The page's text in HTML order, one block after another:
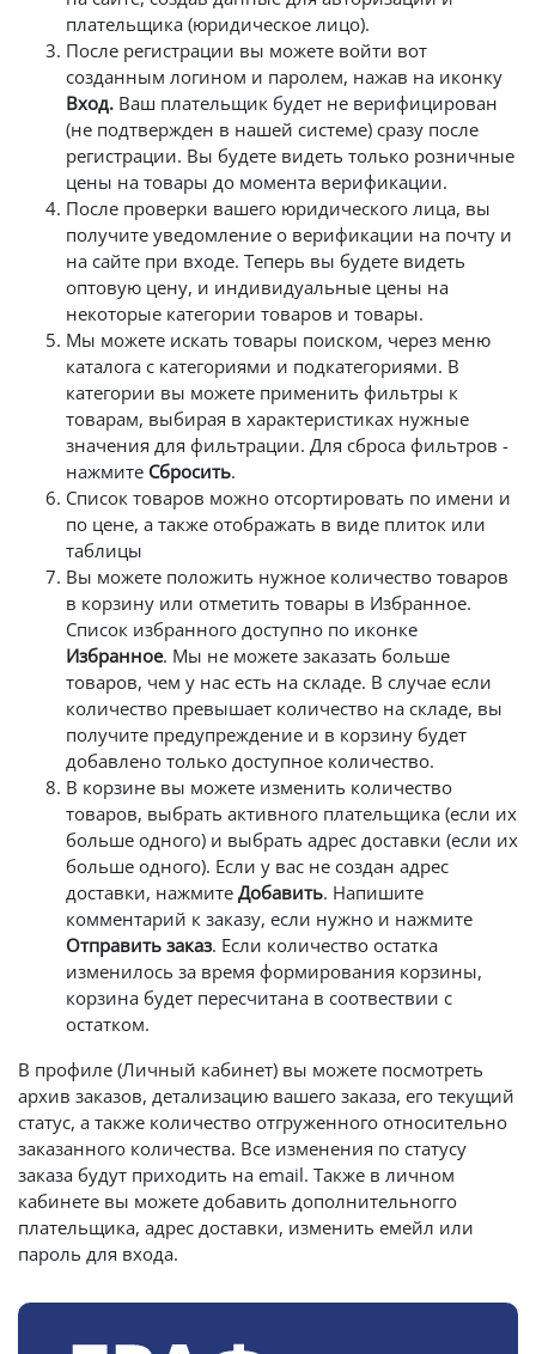
плательщика (юридическое лицо).
После регистрации вы можете войти вот
созданным логином и паролем, нажав на иконку
Вход. Ваш плательщик будет не верифицирован
(не подтвержден в нашей системе) сразу после
регистрации. Вы будете видеть только розничные
цены на товары до момента верификации.
После проверки вашего юридического лица, вы
получите уведомление о верификации на почту и
на сайте при входе. Теперь вы будете видеть
оптовую цену, и индивидуальные цены на
некоторые категории товаров и товары.
Мы можете искать товары поиском, через меню
каталога с категориями и подкатегориями. В
категории вы можете применить фильтры к
товарам, выбирая в характеристиках нужные
значения для фильтрации. Для сброса фильтров -
нажмите Сбросить.
Список товаров можно отсортировать по имени и
по цене, а также отображать в виде плиток или
таблицы
Вы можете положить нужное количество товаров
в корзину или отметить товары в Избранное.
Список избранного доступно по иконке
Избранное. Мы не можете заказать больше
товаров, чем у нас есть на складе. В случае если
количество превышает количество на складе, вы
получите предупреждение и в корзину будет
добавлено только доступное количество.
В корзине вы можете изменить количество
товаров, выбрать активного плательщика (если их
больше одного) и выбрать адрес доставки (если их
больше одного). Если у вас не создан адрес
доставки, нажмите Добавить. Напишите
комментарий к заказу, если нужно и нажмите
Отправить заказ. Если количество остатка
изменилось за время формирования корзины,
корзина будет пересчитана в соотвествии с
остатком.
В профиле (Личный кабинет) вы можете посмотреть
архив заказов, детализацию вашего заказа, его текущий
статус, а также количество отгруженного относительно
заказанного количества. Все изменения по статусу
заказа будут приходить на email. Также в личном
кабинете вы можете добавить дополнительногго
плательщика, адрес доставки, изменить емейл или
пароль для входа.